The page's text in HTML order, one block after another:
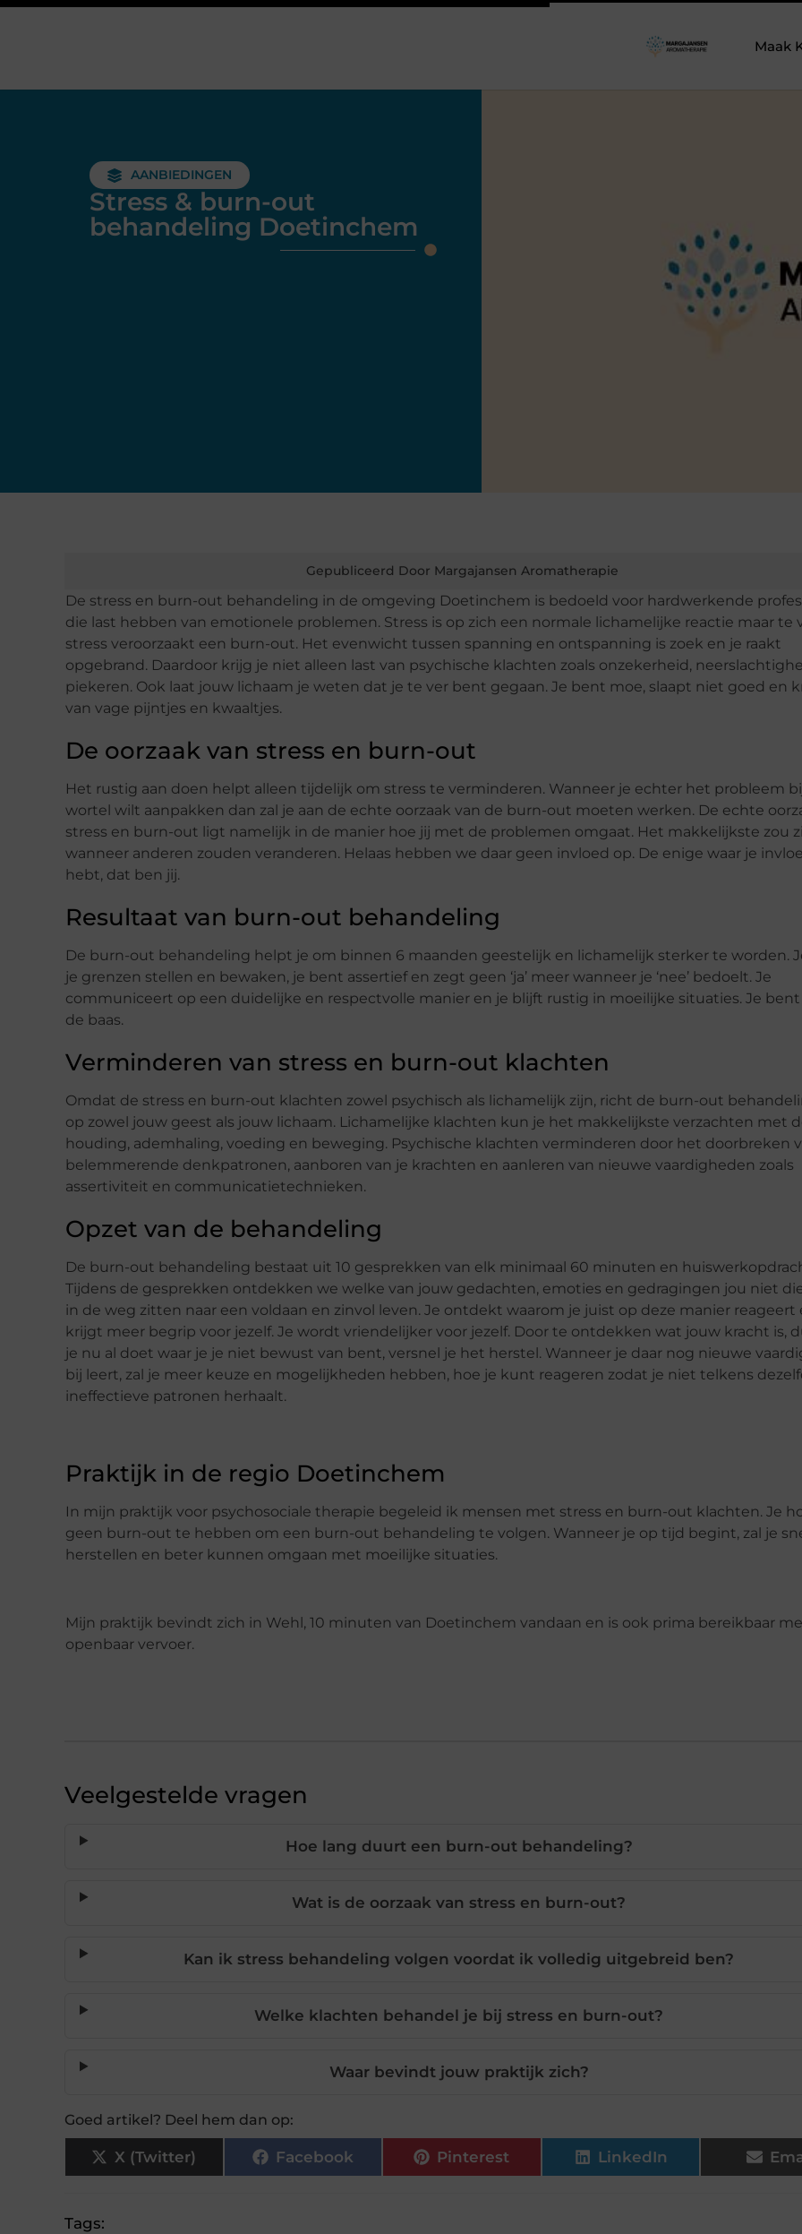
Maak
AANBIEDINGEN
Stress & burn-out
behandeling Doetinchem
Gepubliceerd Door Margajansen Aromatherapie
De stress en burn-out behandeling in de omgeving Doetinchem is bedoeld voor hardwerkende
die last hebben van emotionele problemen. Stress is op zich een normale lichamelijke reactie maar te
stress veroorzaakt een burn-out. Het evenwicht tussen spanning en ontspanning is zoek en je raakt
opgebrand. Daardoor krijg je niet alleen last van psychische klachten zoals onzekerheid,
piekeren. Ook laat jouw lichaam je weten dat je te ver bent gegaan. Je bent moe, slaapt niet goed en
van vage pijntjes en kwaaltjes.
De oorzaak van stress en burn-out
Het rustig aan doen helpt alleen tijdelijk om stress te verminderen. Wanneer je echter het probleem
wortel wilt aanpakken dan zal je aan de echte oorzaak van de burn-out moeten werken. De echte
stress en burn-out ligt namelijk in de manier hoe jij met de problemen omgaat. Het makkelijkste zou
wanneer anderen zouden veranderen. Helaas hebben we daar geen invloed op. De enige waar je
hebt, dat ben jij.
Resultaat van burn-out behandeling
De burn-out behandeling helpt je om binnen 6 maanden geestelijk en lichamelijk sterker te worden.
je grenzen stellen en bewaken, je bent assertief en zegt geen ‘ja’ meer wanneer je ‘nee’ bedoelt. Je
communiceert op een duidelijke en respectvolle manier en je blijft rustig in moeilijke situaties. Je bent
de baas.
Verminderen van stress en burn-out klachten
Omdat de stress en burn-out klachten zowel psychisch als lichamelijk zijn, richt de burn-out
op zowel jouw geest als jouw lichaam. Lichamelijke klachten kun je het makkelijkste verzachten met
houding, ademhaling, voeding en beweging. Psychische klachten verminderen door het doorbreken
belemmerende denkpatronen, aanboren van je krachten en aanleren van nieuwe vaardigheden zoals
assertiviteit en communicatietechnieken.
Opzet van de behandeling
De burn-out behandeling bestaat uit 10 gesprekken van elk minimaal 60 minuten en
Tijdens de gesprekken ontdekken we welke van jouw gedachten, emoties en gedragingen jou niet
in de weg zitten naar een voldaan en zinvol leven. Je ontdekt waarom je juist op deze manier reageert
krijgt meer begrip voor jezelf. Je wordt vriendelijker voor jezelf. Door te ontdekken wat jouw kracht is,
je nu al doet waar je je niet bewust van bent, versnel je het herstel. Wanneer je daar nog nieuwe
bij leert, zal je meer keuze en mogelijkheden hebben, hoe je kunt reageren zodat je niet telkens
ineffectieve patronen herhaalt.
Praktijk in de regio Doetinchem
In mijn praktijk voor psychosociale therapie begeleid ik mensen met stress en burn-out klachten. Je
geen burn-out te hebben om een burn-out behandeling te volgen. Wanneer je op tijd begint, zal je
herstellen en beter kunnen omgaan met moeilijke situaties.
Mijn praktijk bevindt zich in Wehl, 10 minuten van Doetinchem vandaan en is ook prima bereikbaar
openbaar vervoer.
Veelgestelde vragen
Hoe lang duurt een burn-out behandeling?
Wat is de oorzaak van stress en burn-out?
Kan ik stress behandeling volgen voordat ik volledig uitgebreid ben?
Welke klachten behandel je bij stress en burn-out?
Waar bevindt jouw praktijk zich?
Goed artikel? Deel hem dan op:
X (Twitter) Facebook Pinterest LinkedIn
Tags: